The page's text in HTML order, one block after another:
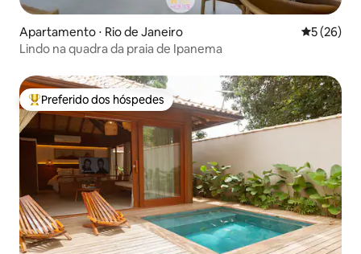
Apartamento ⋅ Rio de Janeiro 5 de uma
5 (26)
Lindo na quadra da praia de Ipanema
Entre os melhores preferidos dos hóspedes
Preferido dos hóspedes